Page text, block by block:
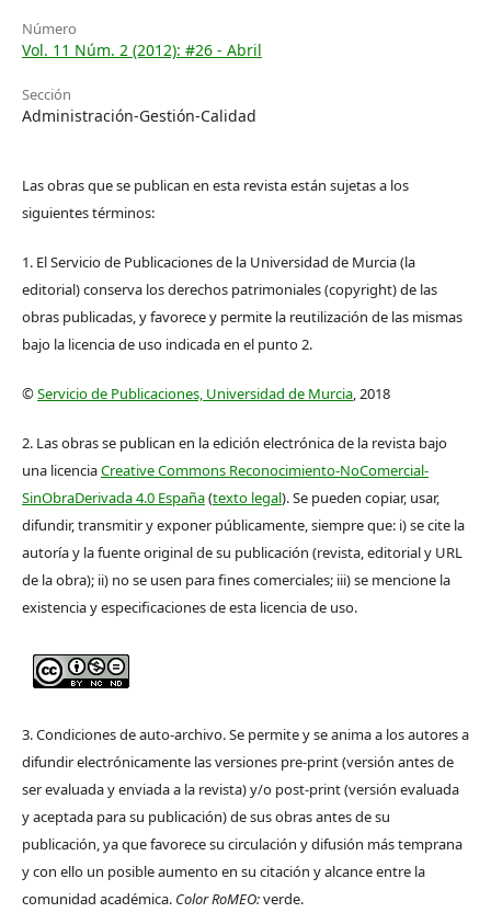
Número
Vol. 11 Núm. 2 (2012): #26 - Abril
Sección
Administración-Gestión-Calidad
Las obras que se publican en esta revista están sujetas a los
siguientes términos:
1. El Servicio de Publicaciones de la Universidad de Murcia (la
editorial) conserva los derechos patrimoniales (copyright) de las
obras publicadas, y favorece y permite la reutilización de las mismas
bajo la licencia de uso indicada en el punto 2.
©Servicio de Publicaciones, Universidad de Murcia, 2018
2. Las obras se publican en la edición electrónica de la revista bajo
una licenciaCreative Commons Reconocimiento-NoComercial-
SinObraDerivada 4.0 España(texto legal). Se pueden copiar, usar,
difundir, transmitir y exponer públicamente, siempre que: i) se cite la
autoría y la fuente original de su publicación (revista, editorial y URL
de la obra); ii) no se usen para fines comerciales; iii) se mencione la
existencia y especificaciones de esta licencia de uso.
3. Condiciones de auto-archivo. Se permite y se anima a los autores a
difundir electrónicamente las versiones pre-print (versión antes de
ser evaluada y enviada a la revista) y/o post-print (versión evaluada
y aceptada para su publicación) de sus obras antes de su
publicación, ya que favorece su circulación y difusión más temprana
y con ello un posible aumento en su citación y alcance entre la
comunidad académica. Color RoMEO:verde.